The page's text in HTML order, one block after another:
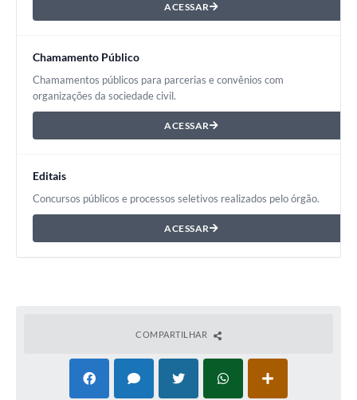
ACESSAR
Chamamento Público
Chamamentos públicos para parcerias e convênios com
organizações da sociedade civil.
ACESSAR
Editais
Concursos públicos e processos seletivos realizados pelo órgão.
ACESSAR
COMPARTILHAR